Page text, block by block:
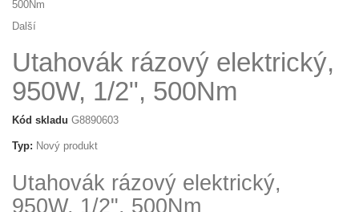
Další
Utahovák rázový elektrický,
950W, 1/2", 500Nm
Kód skladu G8890603
Typ: Nový produkt
Utahovák rázový elektrický,
950W, 1/2", 500Nm